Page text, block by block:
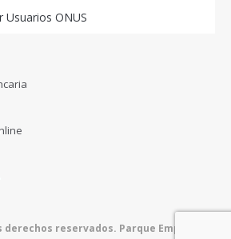
Usuarios ONUS
derechos reservados. Parque Empresarial